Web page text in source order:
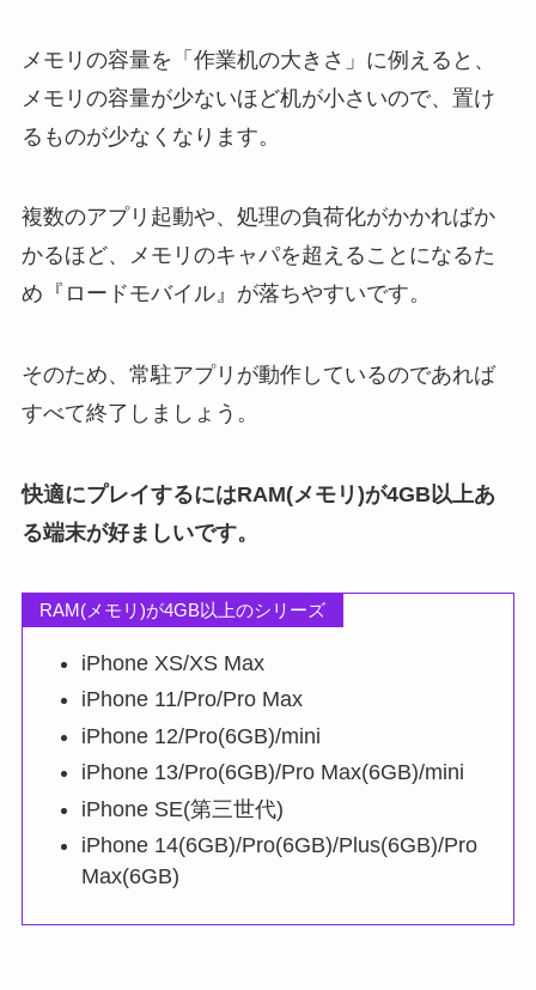
メモリの容量を「作業机の大きさ」に例えると、
メモリの容量が少ないほど机が小さいので、置け
るものが少なくなります。
複数のアプリ起動や、処理の負荷化がかかればか
かるほど、メモリのキャパを超えることになるた
め『ロードモバイル』が落ちやすいです。
そのため、常駐アプリが動作しているのであれば
すべて終了しましょう。
快適にプレイするにはRAM(メモリ)が4GB以上あ
る端末が好ましいです。
RAM(メモリ)が4GB以上のシリーズ
iPhone XS/XS Max
iPhone 11/Pro/Pro Max
iPhone 12/Pro(6GB)/mini
iPhone 13/Pro(6GB)/Pro Max(6GB)/mini
iPhone SE(第三世代)
iPhone 14(6GB)/Pro(6GB)/Plus(6GB)/Pro
Max(6GB)